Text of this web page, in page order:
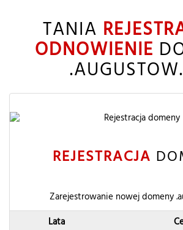
TANIA
ODNOWIENIE
REJESTRACJA
Zarejestrowanie nowej domeny
Lata